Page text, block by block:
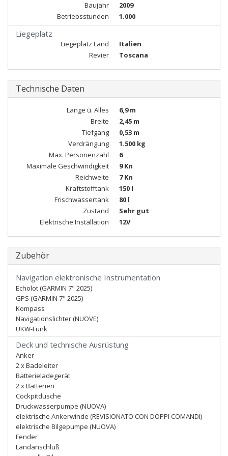
Baujahr
2009
Betriebsstunden
1.000
Liegeplatz
Liegeplatz Land
Italien
Revier
Toscana
Technische Daten
Länge ü. Alles
6,9 m
Breite
2,45 m
Tiefgang
0,53 m
Verdrängung
1.500 kg
Max. Personenzahl
6
Maximale Geschwindigkeit
9 Kn
Reichweite
7 Kn
Kraftstofftank
150 l
Frischwassertank
80 l
Zustand
Sehr gut
Elektrische Installation
12V
Zubehör
Navigation elektronische Instrumentation
Echolot (GARMIN 7" 2025)
GPS (GARMIN 7" 2025)
Kompass
Navigationslichter (NUOVE)
UKW-Funk
Deck und technische Ausrüstung
Anker
2 x Badeleiter
Batterieladegerät
2 x Batterien
Cockpitdusche
Druckwasserpumpe (NUOVA)
elektrische Ankerwinde (REVISIONATO CON DOPPI COMANDI)
elektrische Bilgepumpe (NUOVA)
Fender
Landanschluß